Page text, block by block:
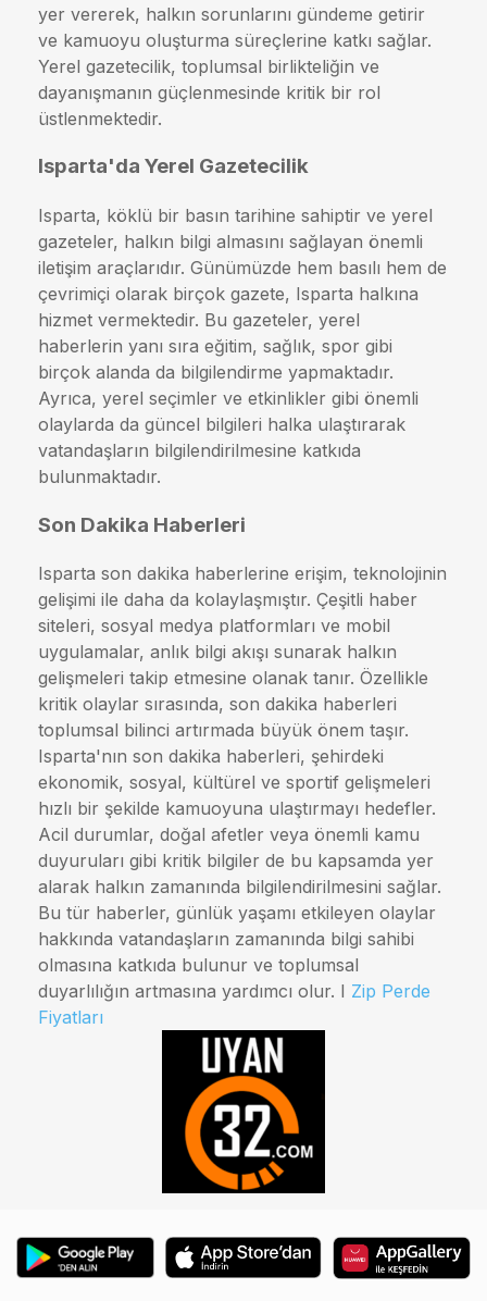
yer vererek, halkın sorunlarını gündeme getirir
ve kamuoyu oluşturma süreçlerine katkı sağlar.
Yerel gazetecilik, toplumsal birlikteliğin ve
dayanışmanın güçlenmesinde kritik bir rol
üstlenmektedir.
Isparta'da Yerel Gazetecilik
Isparta, köklü bir basın tarihine sahiptir ve yerel
gazeteler, halkın bilgi almasını sağlayan önemli
iletişim araçlarıdır. Günümüzde hem basılı hem de
çevrimiçi olarak birçok gazete, Isparta halkına
hizmet vermektedir. Bu gazeteler, yerel
haberlerin yanı sıra eğitim, sağlık, spor gibi
birçok alanda da bilgilendirme yapmaktadır.
Ayrıca, yerel seçimler ve etkinlikler gibi önemli
olaylarda da güncel bilgileri halka ulaştırarak
vatandaşların bilgilendirilmesine katkıda
bulunmaktadır.
Son Dakika Haberleri
Isparta son dakika haberlerine erişim, teknolojinin
gelişimi ile daha da kolaylaşmıştır. Çeşitli haber
siteleri, sosyal medya platformları ve mobil
uygulamalar, anlık bilgi akışı sunarak halkın
gelişmeleri takip etmesine olanak tanır. Özellikle
kritik olaylar sırasında, son dakika haberleri
toplumsal bilinci artırmada büyük önem taşır.
Isparta'nın son dakika haberleri, şehirdeki
ekonomik, sosyal, kültürel ve sportif gelişmeleri
hızlı bir şekilde kamuoyuna ulaştırmayı hedefler.
Acil durumlar, doğal afetler veya önemli kamu
duyuruları gibi kritik bilgiler de bu kapsamda yer
alarak halkın zamanında bilgilendirilmesini sağlar.
Bu tür haberler, günlük yaşamı etkileyen olaylar
hakkında vatandaşların zamanında bilgi sahibi
olmasına katkıda bulunur ve toplumsal
duyarlılığın artmasına yardımcı olur. I Zip Perde
Fiyatları